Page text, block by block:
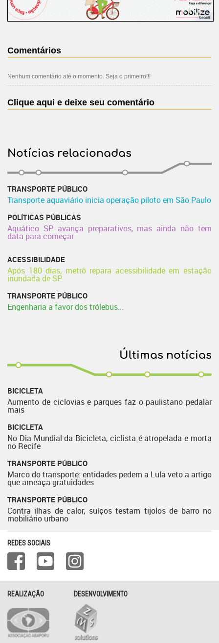
Comentários
Nenhum comentário até o momento. Seja o primeiro!!!
Clique aqui e deixe seu comentário
Notícias relacionadas
TRANSPORTE PÚBLICO
Transporte aquaviário inicia operação piloto em São Paulo
POLÍTICAS PÚBLICAS
Aquático SP avança preparativos, mas ainda não tem
data para começar
ACESSIBILIDADE
Após 180 dias, metrô repara acessibilidade em estação
inundada de SP
TRANSPORTE PÚBLICO
Engenharia a favor dos trólebus...
Últimas notícias
BICICLETA
Aumento de ciclovias e parques faz o paulistano pedalar
mais
BICICLETA
No Dia Mundial da Bicicleta, ciclista é atropelada e morta
no Recife
TRANSPORTE PÚBLICO
Marco do transporte: entidades pedem a Lula veto a artigo
que ameaça gratuidades
TRANSPORTE PÚBLICO
Contra ilhas de calor, suíços testam tijolos de barro no
mobiliário urbano
REDES SOCIAIS
REALIZAÇÃO DESENVOLVIMENTO